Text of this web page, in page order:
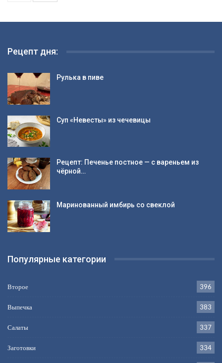
Рецепт дня:
Рулька в пиве
Суп «Невесты» из чечевицы
Рецепт: Печенье постное — с вареньем из
чёрной…
Маринованный имбирь со свеклой
Популярные категории
Второе 396
Выпечка 383
Салаты 337
Заготовки 334